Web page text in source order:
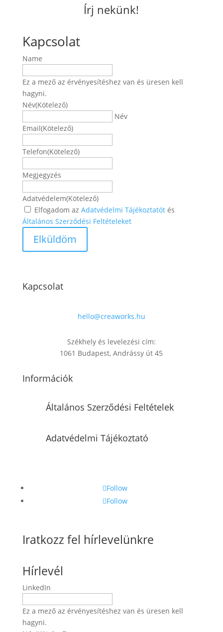
Írj nekünk!
Kapcsolat
Name
Ez a mező az érvényesítéshez van és üresen kell
hagyni.
Név(Kötelező)
Név
Email(Kötelező)
Telefon(Kötelező)
Megjegyzés
Adatvédelem(Kötelező)
Elfogadom az Adatvédelmi Tájékoztatótés
Általános Szerződési Feltételeket
Kapcsolat
hello@creaworks.hu
Székhely és levelezési cím:
1061 Budapest, Andrássy út 45
Információk
Általános Szerződési Feltételek
Adatvédelmi Tájékoztató
Follow
Follow
Iratkozz fel hírlevelünkre
Hírlevél
LinkedIn
Ez a mező az érvényesítéshez van és üresen kell
hagyni.